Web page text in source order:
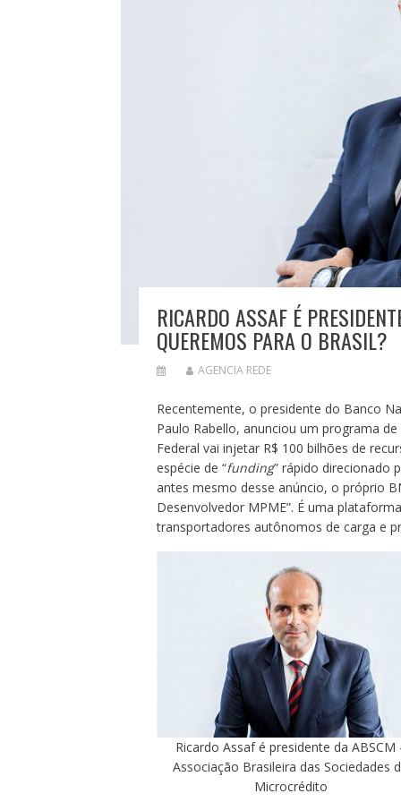
RICARDO ASSAF É
QUEREMOS PARA O BRASIL?
AGENCIA REDE
Recentemente, o presidente do Banco
Paulo Rabello, anunciou um programa
Federal vai injetar R$ 100 bilhões de
espécie de “funding” rápido direcionado
antes mesmo desse anúncio, o próprio
Desenvolvedor MPME”. É uma
transportadores autônomos de carga e
Ricardo Assaf é presidente da ABSCM
Associação Brasileira das Sociedades
Microcrédito